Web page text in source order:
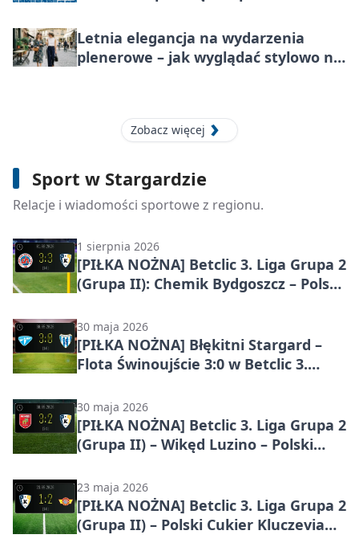
2026
Letnia elegancja na wydarzenia
plenerowe – jak wyglądać stylowo na
Zobacz więcej
Sport w Stargardzie
Relacje i wiadomości sportowe z regionu.
Wda Świecie 1:1 w Betclic 3. Lidze
Grupa 2 (Grupa II)
1 sierpnia 2026
[PIŁKA NOŻNA] Betclic 3. Liga Grupa 2
(Grupa II): Chemik Bydgoszcz – Polski
30 maja 2026
[PIŁKA NOŻNA] Błękitni Stargard –
Flota Świnoujście 3:0 w Betclic 3.
30 maja 2026
[PIŁKA NOŻNA] Betclic 3. Liga Grupa 2
(Grupa II) – Wikęd Luzino – Polski
23 maja 2026
[PIŁKA NOŻNA] Betclic 3. Liga Grupa 2
(Grupa II) – Polski Cukier Kluczevia